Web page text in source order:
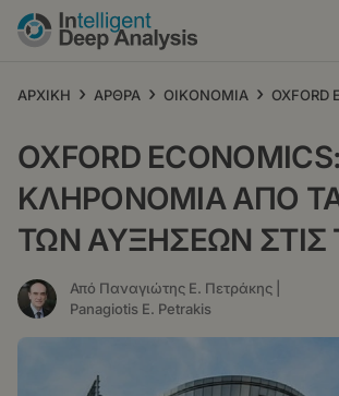
Παράκαμψη
προς
κυρίως
ΑΡΧΙΚΗ › ΑΡΘΡΑ › ΟΙΚΟΝΟΜΙΑ ›
OXFORD
ΚΛΗΡΟΝΟΜΙΑ ΑΠΟ
ΤΩΝ ΑΥΞΗΣΕΩΝ ΣΤΙΣ
Από Παναγιώτης Ε. Πετράκης |
Panagiotis E. Petrakis